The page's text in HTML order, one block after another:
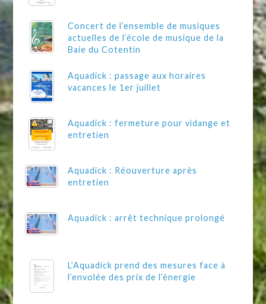
Concert de l’ensemble de musiques
actuelles de l’école de musique de la
Baie du Cotentin
Aquadick : passage aux horaires
vacances le 1er juillet
Aquadick : fermeture pour vidange et
entretien
Aquadick : Réouverture après
entretien
Aquadick : arrêt technique prolongé
L’Aquadick prend des mesures face à
l’envolée des prix de l’énergie